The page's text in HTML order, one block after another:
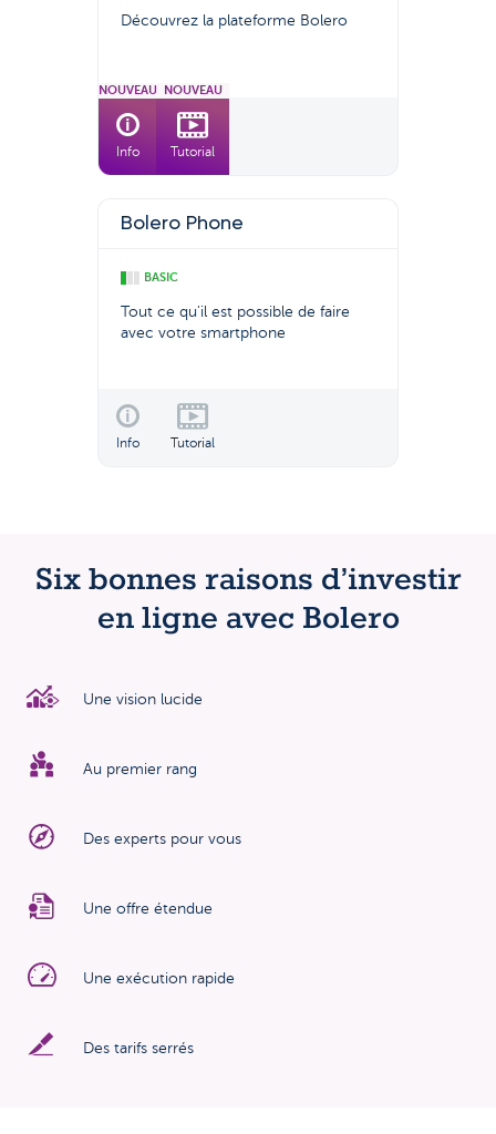
Découvrez la plateforme Bolero
NOUVEAU
Info
NOUVEAU
Tutorial
Bolero Phone
BASIC
Tout ce qu'il est possible de faire
avec votre smartphone
Info Tutorial
Six bonnes raisons d’investir
en ligne avec Bolero
Une vision lucide
Au premier rang
Des experts pour vous
Une offre étendue
Une exécution rapide
Des tarifs serrés